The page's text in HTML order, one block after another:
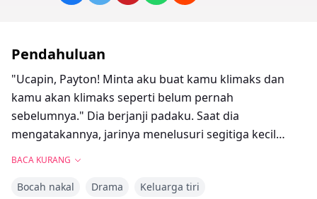
Pendahuluan
"Ucapin, Payton! Minta aku buat kamu klimaks dan
kamu akan klimaks seperti belum pernah
sebelumnya." Dia berjanji padaku. Saat dia
mengatakannya, jarinya menelusuri segitiga kecil
memohon.
BACA KURANG
Bocah nakal Drama
Keluarga tiri